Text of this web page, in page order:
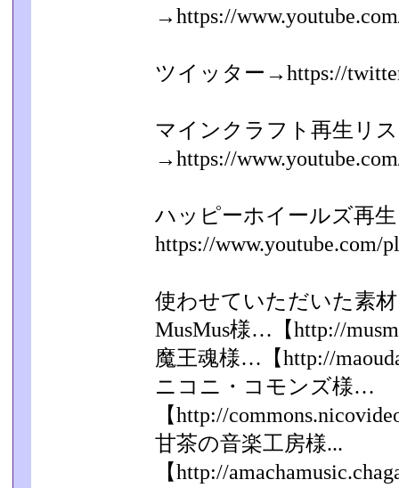
→https://
ツイッター→https://
マインクラフト再生リ
→https://
ハッピーホイールズ再
https://www.youtube.com/
使わせていただいた素材
MusMus様…【http://
魔王魂様…【http://
ニコニ・コモンズ様…
【http://
甘茶の音楽工房様...
【http://